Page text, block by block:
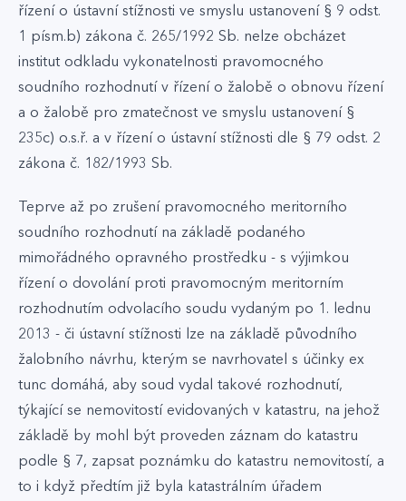
řízení o ústavní stížnosti ve smyslu ustanovení § 9 odst.
1 písm.b) zákona č. 265/1992 Sb. nelze obcházet
institut odkladu vykonatelnosti pravomocného
soudního rozhodnutí v řízení o žalobě o obnovu řízení
a o žalobě pro zmatečnost ve smyslu ustanovení §
235c) o.s.ř. a v řízení o ústavní stížnosti dle § 79 odst. 2
zákona č. 182/1993 Sb.
Teprve až po zrušení pravomocného meritorního
soudního rozhodnutí na základě podaného
mimořádného opravného prostředku - s výjimkou
řízení o dovolání proti pravomocným meritorním
rozhodnutím odvolacího soudu vydaným po 1. lednu
2013 - či ústavní stížnosti lze na základě původního
žalobního návrhu, kterým se navrhovatel s účinky ex
tunc domáhá, aby soud vydal takové rozhodnutí,
týkající se nemovitostí evidovaných v katastru, na jehož
základě by mohl být proveden záznam do katastru
podle § 7, zapsat poznámku do katastru nemovitostí, a
to i když předtím již byla katastrálním úřadem